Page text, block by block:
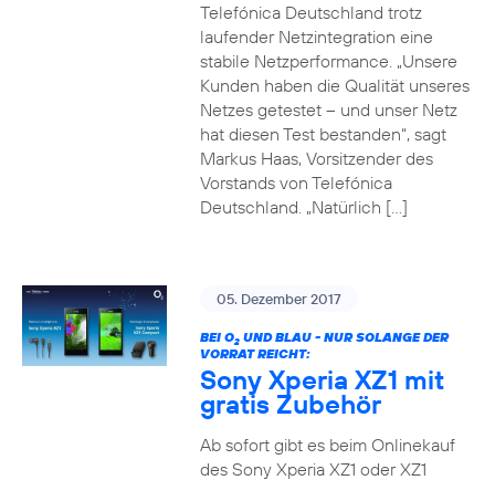
Telefónica Deutschland trotz
laufender Netzintegration eine
stabile Netzperformance. „Unsere
Kunden haben die Qualität unseres
Netzes getestet – und unser Netz
hat diesen Test bestanden“, sagt
Markus Haas, Vorsitzender des
Vorstands von Telefónica
Deutschland. „Natürlich […]
05. Dezember 2017
BEI O2UND BLAU - NUR SOLANGE DER
VORRAT REICHT:
Sony Xperia XZ1 mit
gratis Zubehör
Ab sofort gibt es beim Onlinekauf
des Sony Xperia XZ1 oder XZ1